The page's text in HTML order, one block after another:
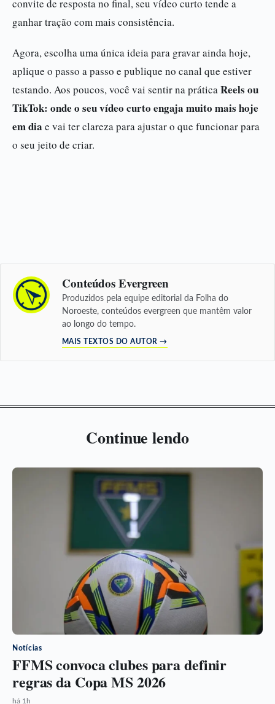
convite de resposta no final, seu vídeo curto tende a
ganhar tração com mais consistência.
Agora, escolha uma única ideia para gravar ainda hoje,
aplique o passo a passo e publique no canal que estiver
testando. Aos poucos, você vai sentir na práticaReels ou
TikTok: onde o seu vídeo curto engaja muito mais hoje
em dia e vai ter clareza para ajustar o que funcionar para
o seu jeito de criar.
Conteúdos Evergreen
Produzidos pela equipe editorial da Folha do
Noroeste, conteúdos evergreen que mantêm valor
ao longo do tempo.
MAIS TEXTOS DO AUTOR →
Continue lendo
Notícias
FFMS convoca clubes para definir
regras da Copa MS 2026
há 1h